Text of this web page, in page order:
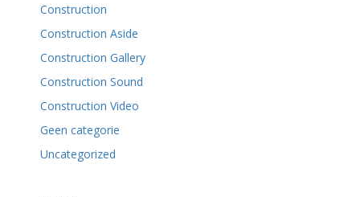
Construction
Construction Aside
Construction Gallery
Construction Sound
Construction Video
Geen categorie
Uncategorized